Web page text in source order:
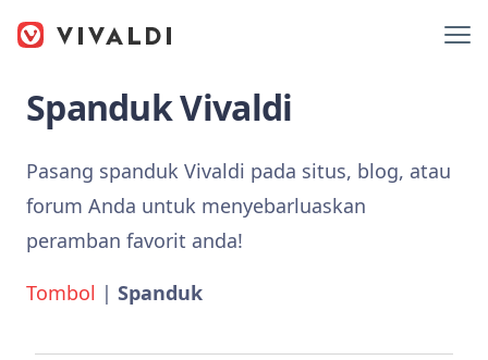
Spanduk Vivaldi
Pasang spanduk Vivaldi pada situs, blog, atau
forum Anda untuk menyebarluaskan
peramban favorit anda!
Tombol | Spanduk